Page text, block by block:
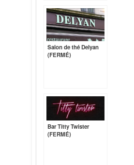
Salon de thé Delyan
(FERMÉ)
Bar Titty Twister
(FERMÉ)